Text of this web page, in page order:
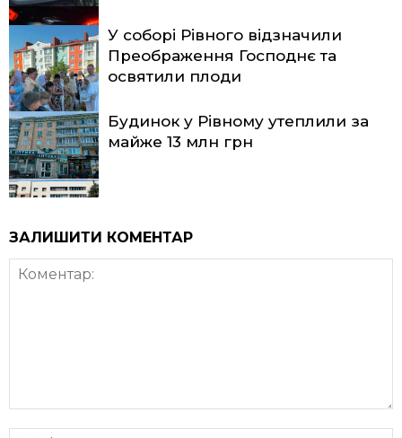
У соборі Рівного відзначили
Преображення Господнє та
освятили плоди
Будинок у Рівному утеплили за
майже 13 млн грн
ЗАЛИШИТИ КОМЕНТАР